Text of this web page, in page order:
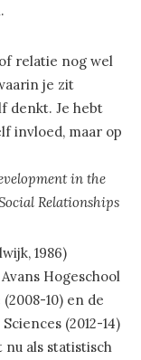
relatie nog wel
je zit
denkt. Je hebt
invloed, maar op
in the
Relationships
1986)
Hogeschool
10) en de
(2012-14)
als statistisch